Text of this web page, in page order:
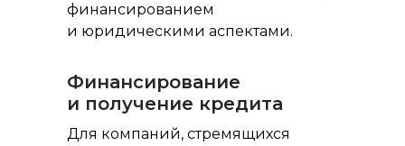
финансированием
и юридическими аспектами.
Финансирование
и получение кредита
Для компаний, стремящихся